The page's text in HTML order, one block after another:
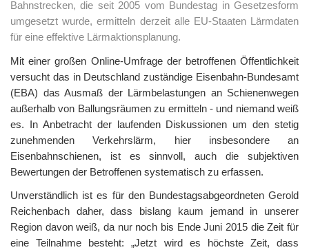
Bahnstrecken, die seit 2005 vom Bundestag in Gesetzesform
umgesetzt wurde, ermitteln derzeit alle EU-Staaten Lärmdaten
für eine effektive Lärmaktionsplanung.
Mit einer großen Online-Umfrage der betroffenen Öffentlichkeit
versucht das in Deutschland zuständige Eisenbahn-Bundesamt
(EBA) das Ausmaß der Lärmbelastungen an Schienenwegen
außerhalb von Ballungsräumen zu ermitteln - und niemand weiß
es. In Anbetracht der laufenden Diskussionen um den stetig
zunehmenden Verkehrslärm, hier insbesondere an
Eisenbahnschienen, ist es sinnvoll, auch die subjektiven
Bewertungen der Betroffenen systematisch zu erfassen.
Unverständlich ist es für den Bundestagsabgeordneten Gerold
Reichenbach daher, dass bislang kaum jemand in unserer
Region davon weiß, da nur noch bis Ende Juni 2015 die Zeit für
eine Teilnahme besteht: „Jetzt wird es höchste Zeit, dass